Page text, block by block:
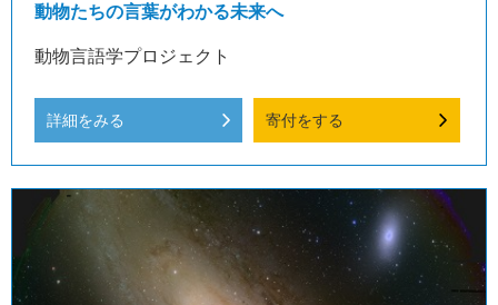
動物たちの言葉がわかる未来へ
動物言語学プロジェクト
詳細をみる 寄付をする